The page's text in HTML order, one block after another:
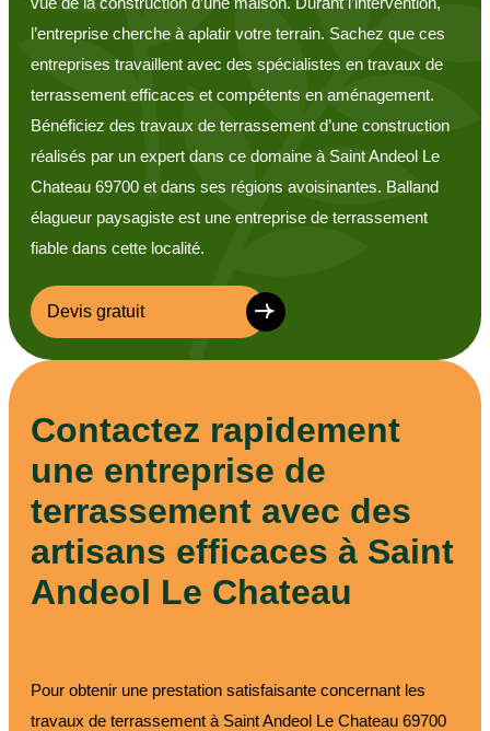
l’entreprise cherche à aplatir votre terrain. Sachez que ces
entreprises travaillent avec des spécialistes en travaux de
terrassement efficaces et compétents en aménagement.
Bénéficiez des travaux de terrassement d’une construction
réalisés par un expert dans ce domaine à Saint Andeol Le
Chateau 69700 et dans ses régions avoisinantes. Balland
élagueur paysagiste est une entreprise de terrassement
fiable dans cette localité.
Devis gratuit
Contactez rapidement
une entreprise de
terrassement avec des
artisans efficaces à Saint
Andeol Le Chateau
Pour obtenir une prestation satisfaisante concernant les
travaux de terrassement à Saint Andeol Le Chateau 69700